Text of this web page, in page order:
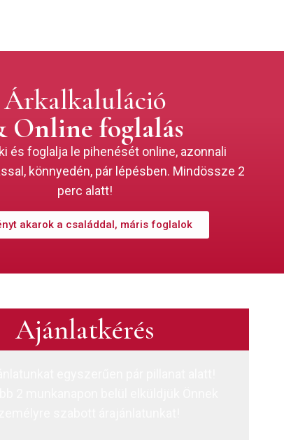
Árkalkaluláció
Online foglalás
és foglalja le pihenését online, azonnali
könnyedén, pár lépésben. Mindössze 2
perc alatt!
akarok a családdal, máris foglalok
Ajánlatkérés